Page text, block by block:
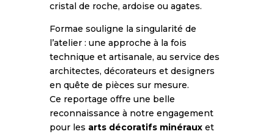
cristal de roche, ardoise ou agates.
Formae souligne la singularité de
l’atelier : une approche à la fois
technique et artisanale, au service des
architectes, décorateurs et designers
en quête de pièces sur mesure.
Ce reportage offre une belle
reconnaissance à notre engagement
pour les arts décoratifs minérauxet